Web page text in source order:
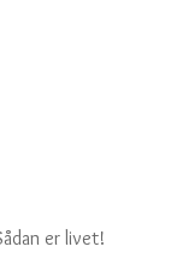
er livet!